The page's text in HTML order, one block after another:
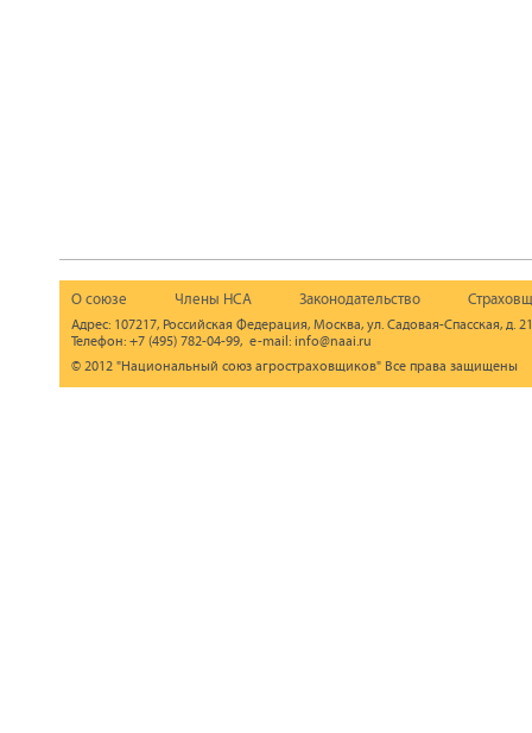
О союзе Члены НСА Законодательство
Адрес: 107217, Российская Федерация, Москва, ул. Садовая-Спасская, д.
Телефон: +7 (495) 782-04-99, e-mail: info@naai.ru
© 2012 "Национальный союз агростраховщиков" Все права защищены